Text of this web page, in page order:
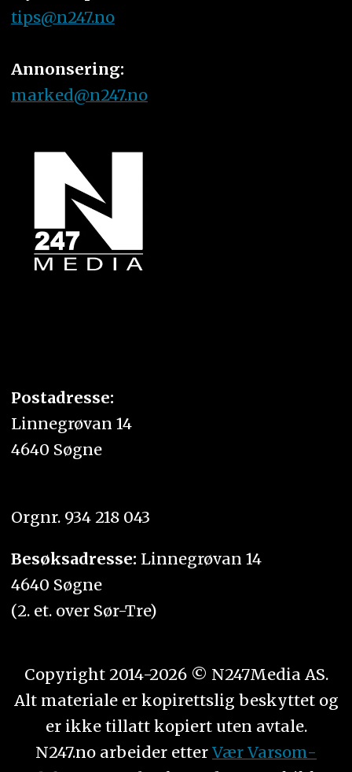
tips@n247.no
Annonsering:
marked@n247.no
Postadresse:
Linnegrøvan 14
4640 Søgne
Orgnr. 934 218 043
Besøksadresse: Linnegrøvan 14
4640 Søgne
(2. et. over Sør-Tre)
Copyright 2014-2026 © N247Media AS.
Alt materiale er kopirettslig beskyttet og
er ikke tillatt kopiert uten avtale.
N247.no arbeider etter Vær Varsom-